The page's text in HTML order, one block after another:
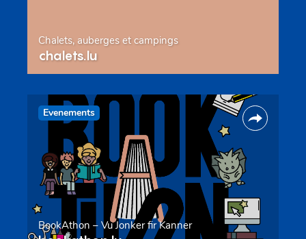
Chalets, auberges et campings
chalets.lu
Evenements
BookAthon – Vu Jonker fir Kanner